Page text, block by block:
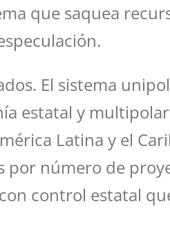
que saquea
El sistema
estatal y
Latina y el
número de
control estatal